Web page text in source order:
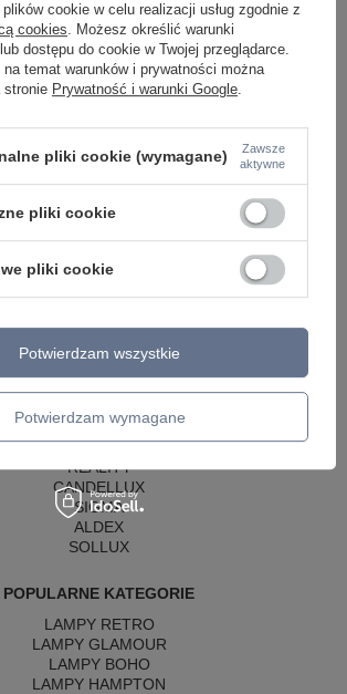
LAMPY WISZĄCE - OKRĘGI
KINKIETY DO SYPIALNI
SUFITOWE OKRĄGŁE
LAMPY WISZĄCE
SŁUPKI OGRODOWE
OGRODOWE - WISZĄCE
WISZĄCE - ZEWNĘTRZNE
OGRODOWE - SUFITOWE
GIRLANDY OGRODOWE
PRODUCENCI
MAYTONI
ARGON
REALITY
CANDELLUX
SIGMA
ALDEX
SOLLUX
POPULARNE KATEGORIE
LAMPY RETRO
LAMPY GLAMOUR
LAMPY BOHO
LAMPY HAMPTON
cookie w celu realizacji usług zgodnie z
cookies. Możesz określić warunki
dostępu do cookie w Twojej przeglądarce.
temat warunków i prywatności można
stronie Prywatność i warunki Google.
pliki cookie (wymagane)
Zawsze
aktywne
pliki cookie
pliki cookie
Potwierdzam wymagane
Potwierdzam wszystkie